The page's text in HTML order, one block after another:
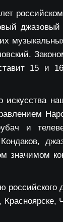
джазовый
15 и
искусства
и
значимом